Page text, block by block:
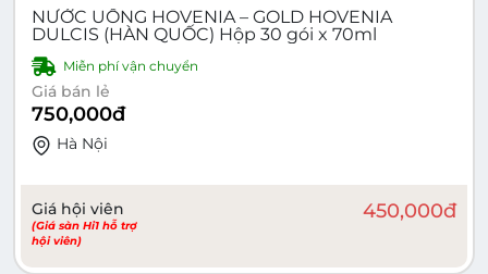
NƯỚC UỐNG HOVENIA – GOLD HOVENIA
DULCIS (HÀN QUỐC) Hộp 30 gói x 70ml
Miễn phí vận chuyển
Giá bán lẻ
750,000đ
Hà Nội
Giá hội viên
(Giá sàn Hi1 hỗ trợ
hội viên)
450,000đ